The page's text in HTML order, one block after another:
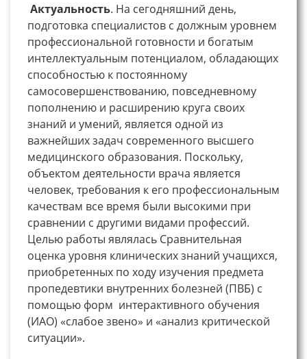
Актуальность. На сегодняшний день,
подготовка специалистов с должным уровнем
профессиональной готовности и богатым
интеллектуальным потенциалом, обладающих
способностью к постоянному
самосовершенствованию, повседневному
пополнению и расширению круга своих
знаний и умений, является одной из
важнейших задач современного высшего
медицинского образования. Поскольку,
объектом деятельности врача является
человек, требования к его профессиональным
качествам все время были высокими при
сравнении с другими видами профессий.
Целью работы являлась Сравнительная
оценка уровня клинических знаний учащихся,
приобретенных по ходу изучения предмета
пропедевтики внутренних болезней (ПВБ) с
помощью форм интерактивного обучения
(ИАО) «слабое звено» и «анализ критической
ситуации».